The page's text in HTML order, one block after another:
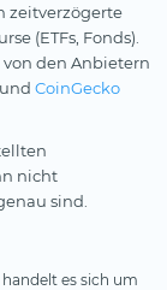
zeitverzögerte
(ETFs, Fonds).
von den Anbietern
CoinGecko
nicht
sind.
es sich um